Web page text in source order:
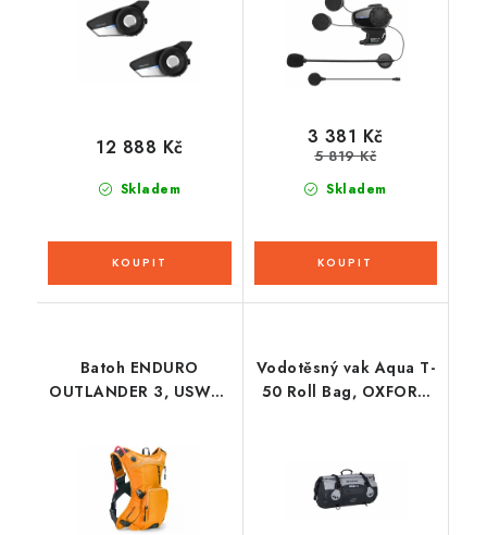
Skladem
12 888 Kč
Skladem
3 381 Kč
5 819 Kč
Batoh ENDURO
OUTLANDER 3, USWE -
1,5 l)
Vodotěsný vak Aqua T-
50 Roll Bag, OXFORD